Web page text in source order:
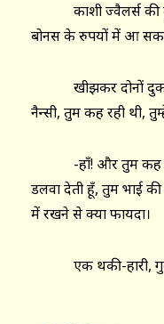
काशी ज्वैलर्स की
बोनस के रुपयों में आ
खीझकर दोनों दुकान
नैन्सी, तुम कह रही थी,
-हाँ! और तुम कह रही
डलवा देती हूँ, तुम भाई
में रखने से क्या फायदा।
एक थकी-हारी,